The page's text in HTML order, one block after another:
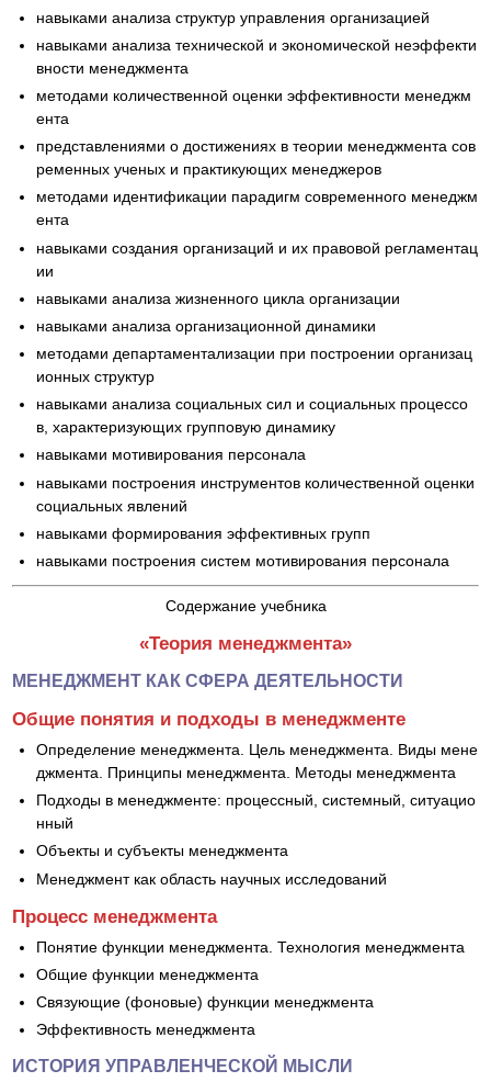
навыками анализа структур управления организацией
навыками анализа технической и экономической неэффекти
вности менеджмента
методами количественной оценки эффективности менеджм
ента
представлениями о достижениях в теории менеджмента сов
ременных ученых и практикующих менеджеров
методами идентификации парадигм современного менеджм
ента
навыками создания организаций и их правовой регламентац
ии
навыками анализа жизненного цикла организации
навыками анализа организационной динамики
методами департаментализации при построении организац
ионных структур
навыками анализа социальных сил и социальных процессо
в, характеризующих групповую динамику
навыками мотивирования персонала
навыками построения инструментов количественной оценки
социальных явлений
навыками формирования эффективных групп
навыками построения систем мотивирования персонала
Содержание учебника
«Теория менеджмента»
МЕНЕДЖМЕНТ КАК СФЕРА ДЕЯТЕЛЬНОСТИ
Общие понятия и подходы в менеджменте
Определение менеджмента. Цель менеджмента. Виды мене
джмента. Принципы менеджмента. Методы менеджмента
Подходы в менеджменте: процессный, системный, ситуацио
нный
Объекты и субъекты менеджмента
Менеджмент как область научных исследований
Процесс менеджмента
Понятие функции менеджмента. Технология менеджмента
Общие функции менеджмента
Связующие (фоновые) функции менеджмента
Эффективность менеджмента
ИСТОРИЯ УПРАВЛЕНЧЕСКОЙ МЫСЛИ